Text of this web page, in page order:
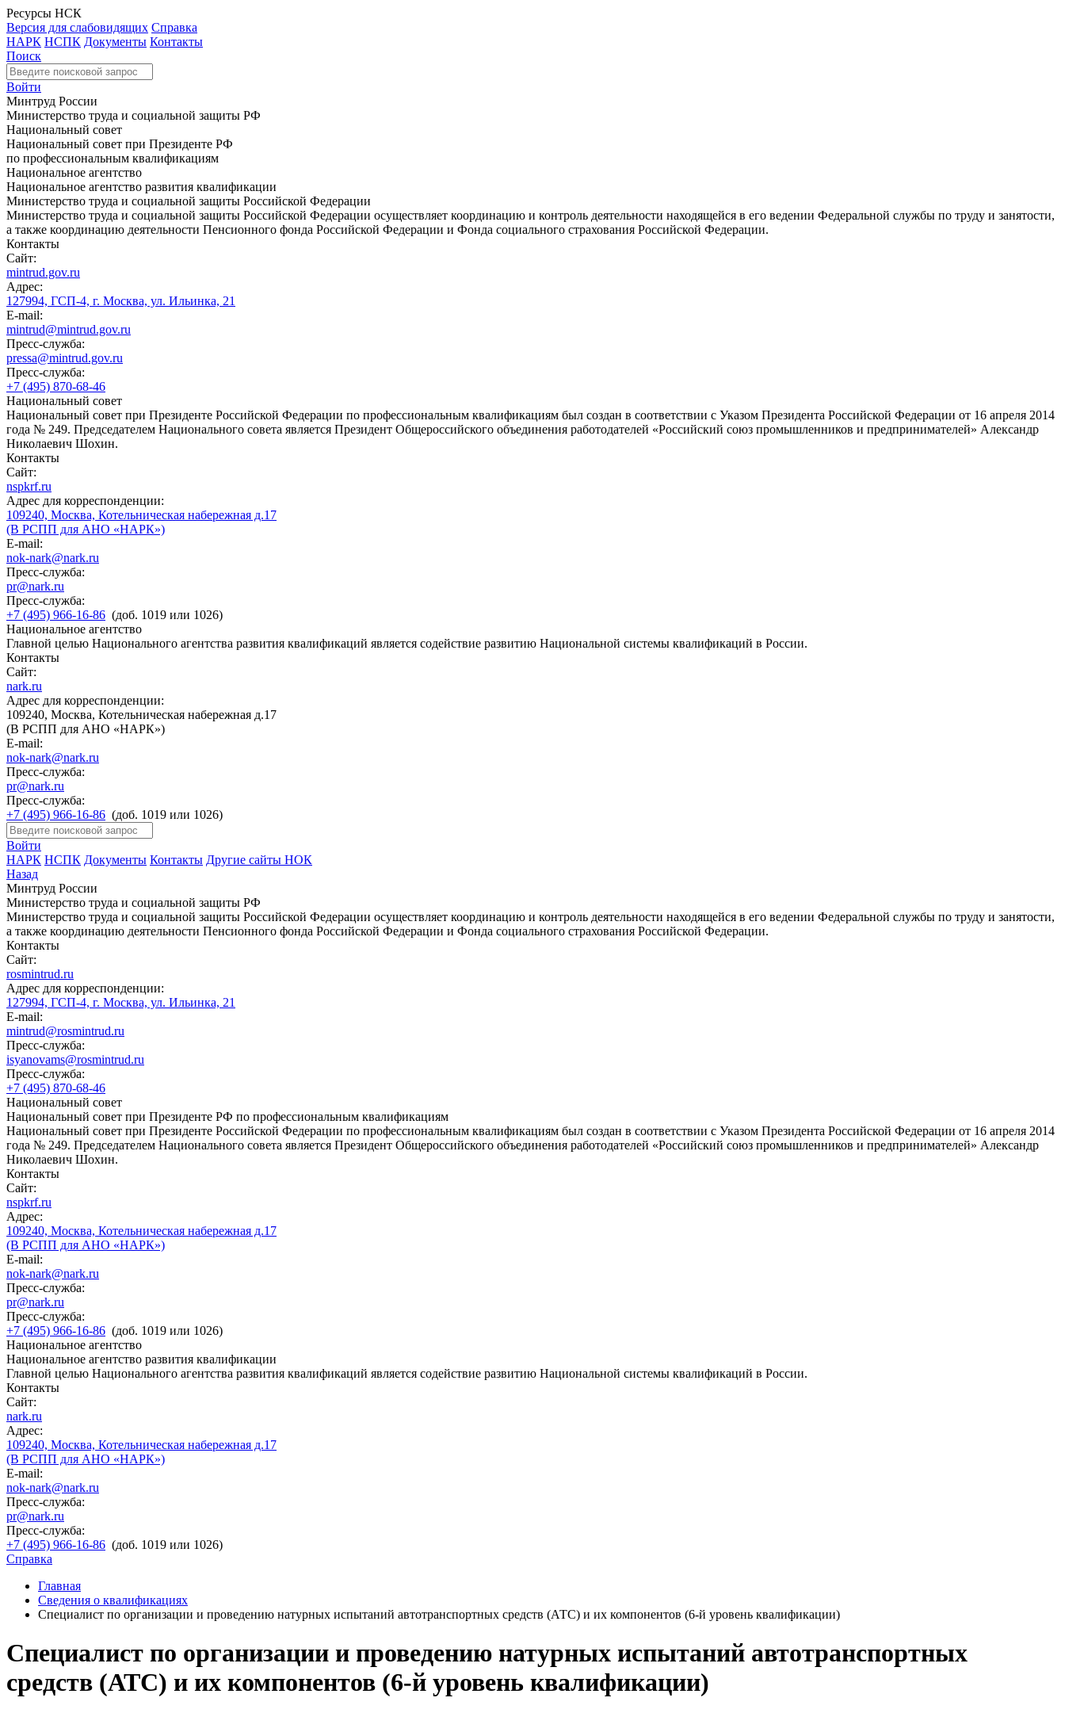
Ресурсы НСК
Версия для слабовидящих Справка
НАРК НСПК Документы Контакты
Поиск
Войти
Минтруд России
Министерство труда и социальной защиты РФ
Национальный совет
Национальный совет при Президенте РФ
по профессиональным квалификациям
Национальное агентство
Национальное агентство развития квалификации
Министерство труда и социальной защиты Российской Федерации
Министерство труда и социальной защиты Российской Федерации осуществляет координацию и контроль деятельности находящейся в его ведении Федеральной службы по труду и занятости,
а также координацию деятельности Пенсионного фонда Российской Федерации и Фонда социального страхования Российской Федерации.
Контакты
Сайт:
mintrud.gov.ru
Адрес:
127994, ГСП-4, г. Москва, ул. Ильинка, 21
E-mail:
mintrud@mintrud.gov.ru
Пресс-служба:
pressa@mintrud.gov.ru
Пресс-служба:
+7 (495) 870-68-46
Национальный совет
Национальный совет при Президенте Российской Федерации по профессиональным квалификациям был создан в соответствии с Указом Президента Российской Федерации от 16 апреля 2014
года № 249. Председателем Национального совета является Президент Общероссийского объединения работодателей «Российский союз промышленников и предпринимателей» Александр
Николаевич Шохин.
Контакты
Сайт:
nspkrf.ru
Адрес для корреспонденции:
109240, Москва, Котельническая набережная д.17
(В РСПП для АНО «НАРК»)
E-mail:
nok-nark@nark.ru
Пресс-служба:
pr@nark.ru
Пресс-служба:
+7 (495) 966-16-86 (доб. 1019 или 1026)
Национальное агентство
Главной целью Национального агентства развития квалификаций является содействие развитию Национальной системы квалификаций в России.
Контакты
Сайт:
nark.ru
Адрес для корреспонденции:
109240, Москва, Котельническая набережная д.17
(В РСПП для АНО «НАРК»)
E-mail:
nok-nark@nark.ru
Пресс-служба:
pr@nark.ru
Пресс-служба:
+7 (495) 966-16-86 (доб. 1019 или 1026)
Войти
НАРК НСПК Документы Контакты Другие сайты НОК
Назад
Минтруд России
Министерство труда и социальной защиты РФ
Министерство труда и социальной защиты Российской Федерации осуществляет координацию и контроль деятельности находящейся в его ведении Федеральной службы по труду и занятости,
а также координацию деятельности Пенсионного фонда Российской Федерации и Фонда социального страхования Российской Федерации.
Контакты
Сайт:
rosmintrud.ru
Адрес для корреспонденции:
127994, ГСП-4, г. Москва, ул. Ильинка, 21
E-mail:
mintrud@rosmintrud.ru
Пресс-служба:
isyanovams@rosmintrud.ru
Пресс-служба:
+7 (495) 870-68-46
Национальный совет
Национальный совет при Президенте РФ по профессиональным квалификациям
Национальный совет при Президенте Российской Федерации по профессиональным квалификациям был создан в соответствии с Указом Президента Российской Федерации от 16 апреля 2014
года № 249. Председателем Национального совета является Президент Общероссийского объединения работодателей «Российский союз промышленников и предпринимателей» Александр
Николаевич Шохин.
Контакты
Сайт:
nspkrf.ru
Адрес:
109240, Москва, Котельническая набережная д.17
(В РСПП для АНО «НАРК»)
E-mail:
nok-nark@nark.ru
Пресс-служба:
pr@nark.ru
Пресс-служба:
+7 (495) 966-16-86 (доб. 1019 или 1026)
Национальное агентство
Национальное агентство развития квалификации
Главной целью Национального агентства развития квалификаций является содействие развитию Национальной системы квалификаций в России.
Контакты
Сайт:
nark.ru
Адрес:
109240, Москва, Котельническая набережная д.17
(В РСПП для АНО «НАРК»)
E-mail:
nok-nark@nark.ru
Пресс-служба:
pr@nark.ru
Пресс-служба:
+7 (495) 966-16-86 (доб. 1019 или 1026)
Справка
Главная
Сведения о квалификациях
Специалист по организации и проведению натурных испытаний автотранспортных средств (АТС) и их компонентов (6-й уровень квалификации)
Специалист по организации и проведению натурных испытаний автотранспортных
средств (АТС) и их компонентов (6-й уровень квалификации)